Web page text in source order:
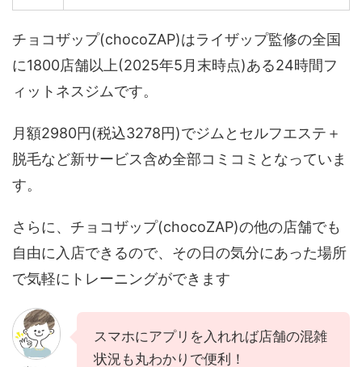
チョコザップ(chocoZAP)はライザップ監修の全国
に1800店舗以上(2025年5月末時点)ある24時間フ
ィットネスジムです。
月額2980円(税込3278円)でジムとセルフエステ＋
脱毛など新サービス含め全部コミコミとなっていま
す。
さらに、チョコザップ(chocoZAP)の他の店舗でも
自由に入店できるので、その日の気分にあった場所
で気軽にトレーニングができます
スマホにアプリを入れれば店舗の混雑
状況も丸わかりで便利！